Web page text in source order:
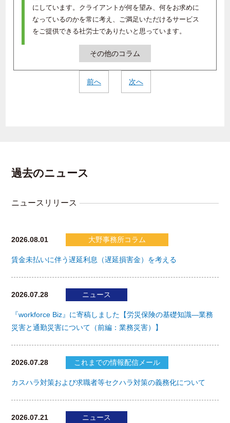
にしています。クライアントが何を望み、何をお求めに
なっているのかを常に考え、ご満足いただけるサービス
をご提供できる社労士でありたいと思っています。
その他のコラム
前へ 次へ
過去のニュース
ニュースリリース
2026.08.01 大野事務所コラム
賃金未払いに伴う遅延利息（遅延損害金）を考える
2026.07.28 ニュース
『workforce Biz』に寄稿しました【労災保険の基礎知識―業務
災害と通勤災害について（前編：業務災害）】
2026.07.28 これまでの情報配信メール
カスハラ対策および求職者等セクハラ対策の義務化について
2026.07.21 ニュース